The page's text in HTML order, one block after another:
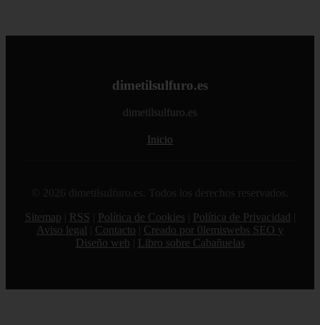
dimetilsulfuro.es
dimetilsulfuro.es
Inicio
© 2026 dimetilsulfuro.es. Todos los derechos reservados.
Sitemap
RSS Política de Cookies Política de Privacidad
Aviso legal
Contacto
Creado por 0lemiswebs SEO y
Diseño web
Libro sobre Cabañuelas